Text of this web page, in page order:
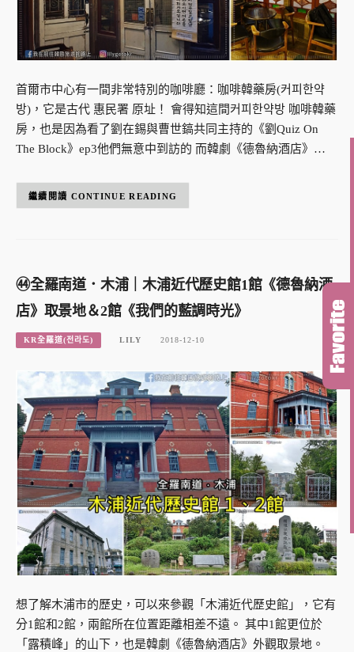
首爾市中心有一間非常特別的咖啡廳：咖啡韓藥房(커피한약
방)，它是古代 惠民署 原址！ 會得知這間커피한약방 咖啡韓藥
房，也是因為看了劉在錫與曹世鎬共同主持的《劉Quiz On
The Block》ep3他們無意中到訪的 而韓劇《德魯納酒店》…
CONTINUE READING
㊹全羅南道．木浦｜木浦近代歷史館1館《德魯納酒
店》取景地＆2館《我們的藍調時光》
KR全羅道(전라도) LILY 2018-12-10
想了解木浦市的歷史，可以來參觀「木浦近代歷史館」，它有
分1館和2館，兩館所在位置距離相差不遠。 其中1館更位於
「露積峰」的山下，也是韓劇《德魯納酒店》外觀取景地。